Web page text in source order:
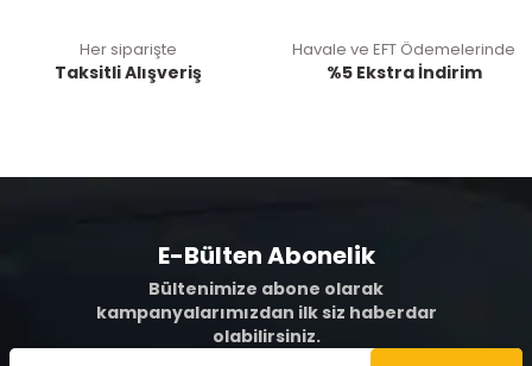
Her siparişte
Taksitli Alışveriş
Havale ve EFT Ödemelerinde
%5 Ekstra İndirim
E-Bülten Abonelik
Bültenimize abone olarak
kampanyalarımızdan ilk siz haberdar
olabilirsiniz.